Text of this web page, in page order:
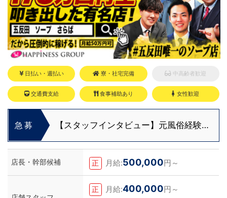
日払い・週払い 寮・社宅完備 中高齢者歓迎
交通費支給 食事補助あり 女性歓迎
急募
【スタッフインタビュー】元風俗経験者
アル
店長・幹部候補 正 月給:500,000円～
正 月給:400,000円～